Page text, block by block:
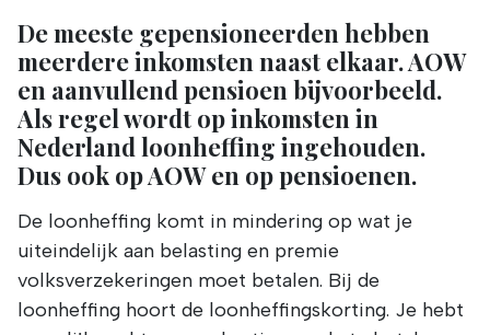
De meeste gepensioneerden hebben
meerdere inkomsten naast elkaar. AOW
en aanvullend pensioen bijvoorbeeld.
Als regel wordt op inkomsten in
Nederland loonheffing ingehouden.
Dus ook op AOW en op pensioenen.
De loonheffing komt in mindering op wat je
uiteindelijk aan belasting en premie
volksverzekeringen moet betalen. Bij de
loonheffing hoort de loonheffingskorting. Je hebt